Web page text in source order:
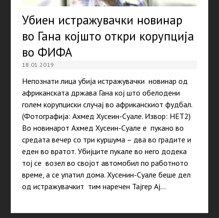
Убиен истражувачки новинар
во Гана којшто откри корупција
во ФИФА
18.01.2019
Непознати лица убија истражувачки новинар од
африканската држава Гана кој што обелодени
голем корупциски случај во африканскиот фудбал.
(Фотографија: Ахмед Хусеин-Суале. Извор: НЕТ2)
Во новинарот Ахмед Хусеин-Суале е пукано во
средата вечер со три куршума – два во градите и
еден во вратот. Убијците пукале во него додека
тој се возел во својот автомобил по работното
време, а се упатил дома. Хусенин-Суале беше дел
од истражувачкит тим наречен Тајгер Ај…